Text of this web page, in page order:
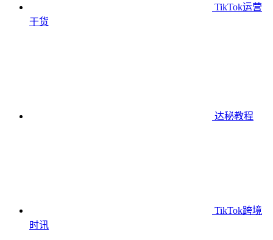
TikTok运营
干货
达秘教程
TikTok跨境
时讯